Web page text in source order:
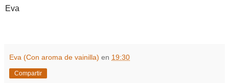
Eva
Eva (Con aroma de vainilla) en 19:30
Compartir